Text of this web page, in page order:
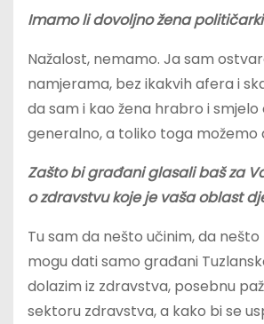
Imamo li dovoljno žena
Nažalost, nemamo. Ja sam
namjerama, bez ikakvih afera i
da sam i kao žena hrabro i
generalno, a toliko toga
Zašto bi građani glasali baš za
o zdravstvu koje je vaša oblast
Tu sam da nešto učinim, da
mogu dati samo građani
dolazim iz zdravstva, posebnu
sektoru zdravstva, a kako bi se